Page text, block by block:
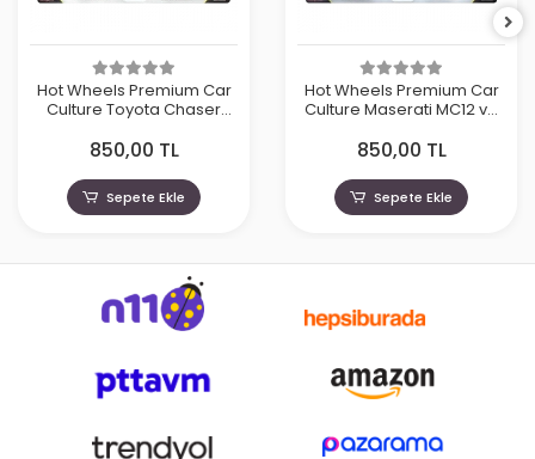
Hot Wheels Premium Car
Culture Toyota Chaser
Supra
850,00 TL
Sepete Ekle
Hot Wheels Premium Car
Culture Maserati MC12 ve
850,00 TL
Sepete Ekle